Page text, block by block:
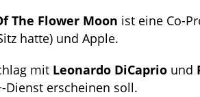
The Flower Moon ist eine Co-
hatte) und Apple.
mit Leonardo DiCaprio und
Dienst erscheinen soll.